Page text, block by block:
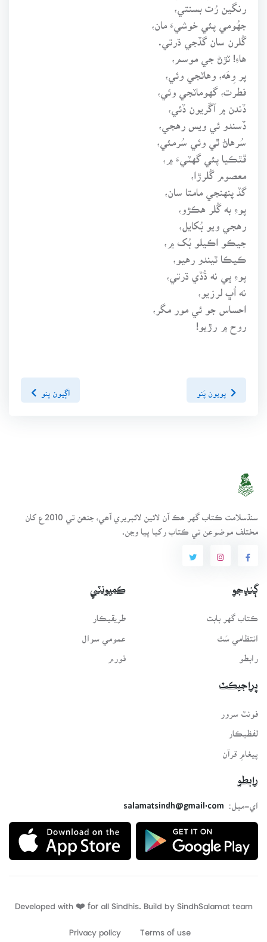
رنگين رُت بسنتي،
جهُومي پئي خوشيءَ مان،
گُلرن سان گڏجي ڌرتي.
هاءِ! ٽڙڻ جي موسم،
پر وِهَه، وهاٽجي وئي،
فطرت، گهوماٽجي وئي،
ڏندن ۾ آڱريون ڏئي،
ڏسندو ئي ويس رهجي،
سُرهاڻ ٿي وئي سُرمئي،
ڦٿڪيا پئي گهٽيءَ ۾،
معصوم گُلرڙا،
گڏ پنهنجي مامتا سان،
پوءِ به گُلر هڪڙو،
رهجي ويو بُکايل،
جيڪو اڪيلو بُک ۾،
ڪيڪا ٽيندو رهيو،
پوءِ ڀي نه ڌُڏي ڌرتي،
نه اُڀ لرزيو،
احساس جو ئي مور مگر،
روح ۾ رڙيو!
پويون پَنو اڳيون پنو
سنڌسلامت ڪتاب گهر ھڪ آن لائين لائبريري آھي، جنھن تي 2010ع کان
مختلف موضوعن تي ڪتاب رکيا پيا وڃن.
ڳنڍجو
ڪتاب گهر بابت
انتظامي سَٿ
رابطو
ڪميونٽي
طريقيڪار
عمومي سوال
فورم
پراجيڪٽ
لفظيڪار
پيغامِ قرآن
رابطو
اي-ميل:
salamatsindh@gmail.com
Developed with ❤️ for all Sindhis. Build by
Terms of use